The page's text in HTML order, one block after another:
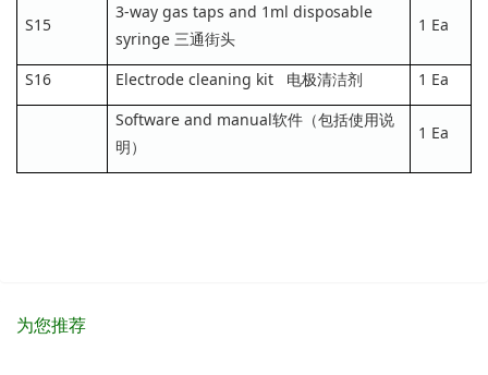
S15
3-way gas taps and 1ml disposable
syringe 三通街头
1 Ea
S16 Electrode cleaning kit 电极清洁剂
1 Ea
Software and manual软件（包括使用说
明）
1 Ea
为您推荐